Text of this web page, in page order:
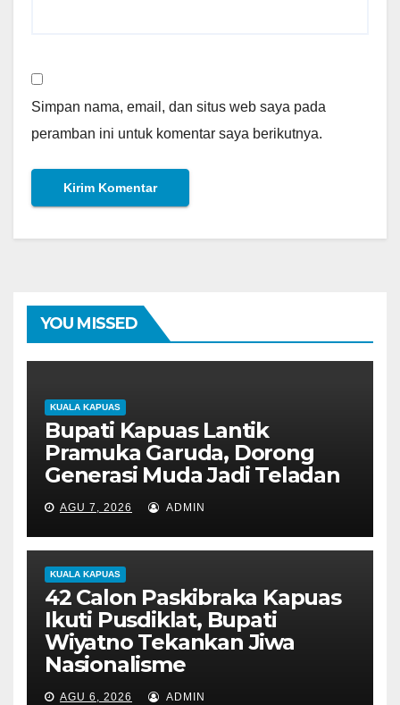
Simpan nama, email, dan situs web saya pada
peramban ini untuk komentar saya berikutnya.
YOU MISSED
KUALA KAPUAS
Bupati Kapuas Lantik
Pramuka Garuda, Dorong
Generasi Muda Jadi Teladan
AGU 7, 2026 ADMIN
KUALA KAPUAS
42 Calon Paskibraka Kapuas
Ikuti Pusdiklat, Bupati
Wiyatno Tekankan Jiwa
Nasionalisme
AGU 6, 2026 ADMIN